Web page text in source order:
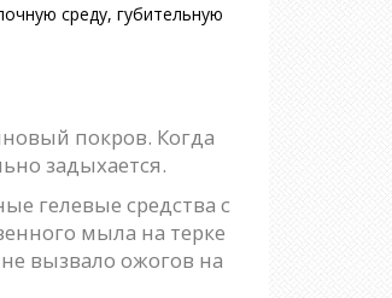
среду, губительную
покров. Когда
задыхается.
гелевые средства с
мыла на терке
вызвало ожогов на